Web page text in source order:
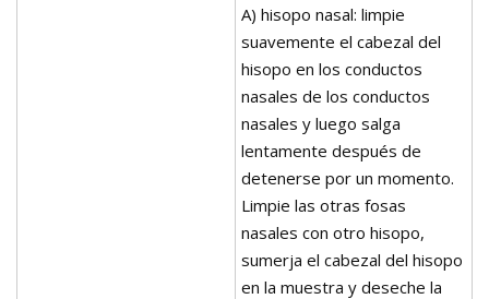
A) hisopo nasal: limpie
suavemente el cabezal del
hisopo en los conductos
nasales de los conductos
nasales y luego salga
lentamente después de
detenerse por un momento.
Limpie las otras fosas
nasales con otro hisopo,
sumerja el cabezal del hisopo
en la muestra y deseche la